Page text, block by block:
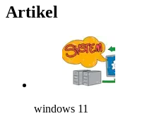
Artikel
windows 11